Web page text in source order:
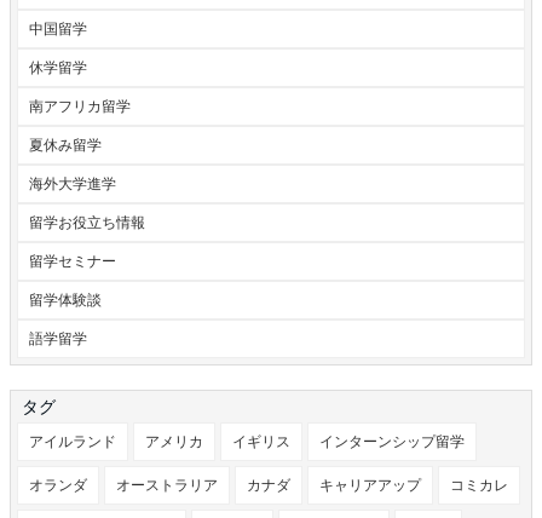
中国留学
休学留学
南アフリカ留学
夏休み留学
海外大学進学
留学お役立ち情報
留学セミナー
留学体験談
語学留学
タグ
アイルランド アメリカ イギリス インターンシップ留学
オランダ オーストラリア カナダ キャリアアップ コミカレ